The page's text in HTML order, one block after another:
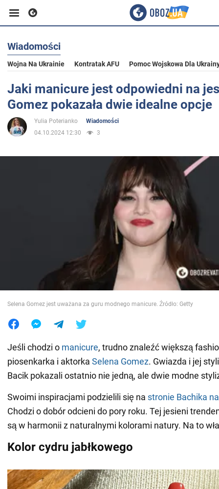
Biznes
Sport
Rozrywka
Jedzenie
Wiadomości
Wojna Na Ukrainie Kontratak AFU Pomoc Wojskowa Dla
Jaki manicure jest odpowiedni na
Gomez pokazała dwie idealne opcje
Yulia Poterianko
Wiadomości
04.10.2024 12:30
3
Selena Gomez jest uważana za guru modnego manicure. Źródło: Getty
Jeśli chodzi o manicure, trudno znaleźć większą
piosenkarka i aktorka Selena Gomez. Gwiazda i jej
Bacik pokazali ostatnio nie jedną, ale dwie modne
Swoimi inspiracjami podzielili się na stronie Bachika
Chodzi o dobór odcieni do pory roku. Tej jesieni
są w harmonii z naturalnymi kolorami natury. Na to
Kolor cydru jabłkowego